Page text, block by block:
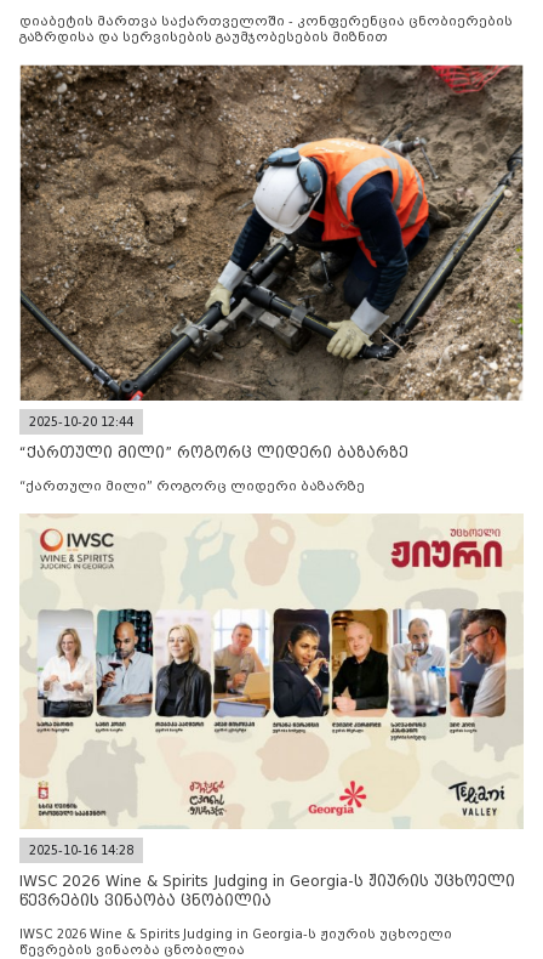
დიაბეტის მართვა საქართველოში - კონფერენცია ცნობიერების
გაზრდისა და სერვისების გაუმჯობესების მიზნით
2025-10-20 12:44
“ქართული მილი” როგორც ლიდერი ბაზარზე
“ქართული მილი” როგორც ლიდერი ბაზარზე
2025-10-16 14:28
IWSC 2026 Wine & Spirits Judging in Georgia-ს ჟიურის უცხოელი
წევრების ვინაობა ცნობილია
IWSC 2026 Wine & Spirits Judging in Georgia-ს ჟიურის უცხოელი
წევრების ვინაობა ცნობილია